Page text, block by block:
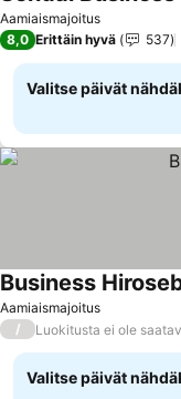
Aamiaismajoitus
8,0 Erittäin hyvä 537
Valitse päivät
Aamiaismajoitus
Business
/ Luokitusta ei ole
Valitse päivät